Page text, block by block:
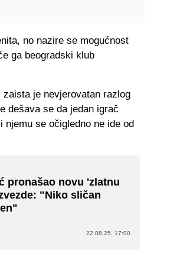
no nazire se mogućnost
ga beogradski klub
je nevjerovatan razlog
dešava se da jedan igrač
se očigledno ne ide od
pronašao novu 'zlatnu
"Niko sličan
22.08.25. 17:00